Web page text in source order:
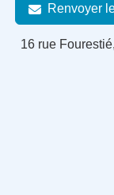
Renvoyer
16 rue